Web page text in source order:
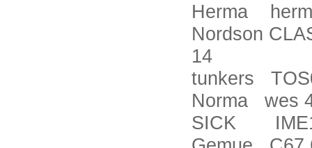
Herma
Nordson
14
tunkers
Norma wes
SICK